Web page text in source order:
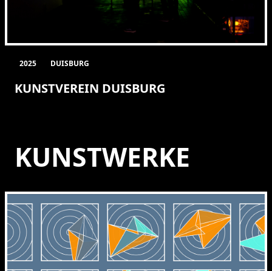
2025 DUISBURG
KUNSTVEREIN DUISBURG
KUNSTWERKE